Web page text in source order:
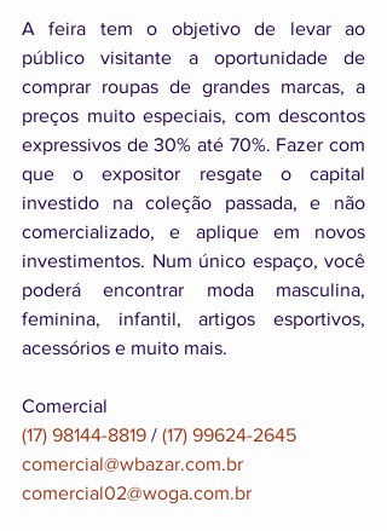
A feira tem o objetivo de levar ao
público visitante a oportunidade de
comprar roupas de grandes marcas, a
preços muito especiais, com descontos
expressivos de 30% até 70%. Fazer com
que o expositor resgate o capital
investido na coleção passada, e não
comercializado, e aplique em novos
investimentos. Num único espaço, você
poderá encontrar moda masculina,
feminina, infantil, artigos esportivos,
acessórios e muito mais.
Comercial
(17) 98144-8819 / (17) 99624-2645
comercial@wbazar.com.br
comercial02@woga.com.br